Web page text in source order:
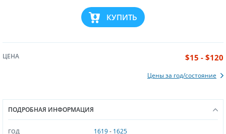
КУПИТЬ
ЦЕНА $15 - $120
Цены за год/состояние
ПОДРОБНАЯ ИНФОРМАЦИЯ
ГОД 1619- 1625